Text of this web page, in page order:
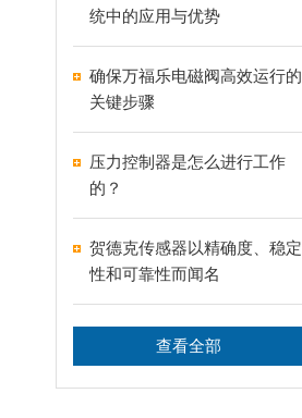
统中的应用与优势
确保万福乐电磁阀高效运行的
关键步骤
压力控制器是怎么进行工作
的？
贺德克传感器以精确度、稳定
性和可靠性而闻名
查看全部